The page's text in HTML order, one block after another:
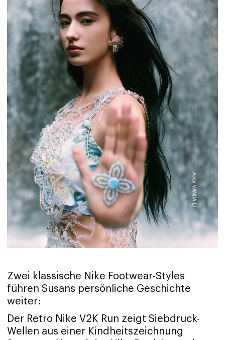
Zwei klassische Nike Footwear-Styles
führen Susans persönliche Geschichte
weiter:
Der Retro Nike V2K Run zeigt Siebdruck-
Wellen aus einer Kindheitszeichnung